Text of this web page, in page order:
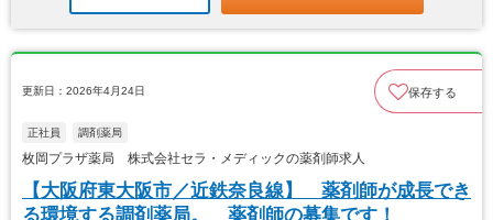
更新日：2026年4月24日 保存する
正社員 調剤薬局
枚岡プラザ薬局 株式会社セラ・メディックの薬剤師求人
【大阪府東大阪市／近鉄奈良線】 薬剤師が成長でき
る環境する調剤薬局。 薬剤師の募集です！